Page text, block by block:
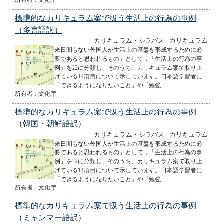
標準的なカリキュラム案で扱う生活上の行為の事例
（多言語訳）
カリキュラム・シラバス - カリキュラム
来日間もない外国人が生活上の基盤を形成するために必
要であると思われるもの」として，「生活上の行為の事
例」を22に分類し、そのうち、カリキュラム案で取り上
げている14項目について示しています。日本語学習者に
「できるようになりたいこと」や「勉強...
所有者：文化庁
標準的なカリキュラム案で扱う生活上の行為の事例
（韓国・朝鮮語訳）
カリキュラム・シラバス - カリキュラム
来日間もない外国人が生活上の基盤を形成するために必
要であると思われるもの」として，「生活上の行為の事
例」を22に分類し、そのうち、カリキュラム案で取り上
げている14項目について示しています。日本語学習者に
「できるようになりたいこと」や「勉強...
所有者：文化庁
標準的なカリキュラム案で扱う生活上の行為の事例
（ミャンマー語訳）